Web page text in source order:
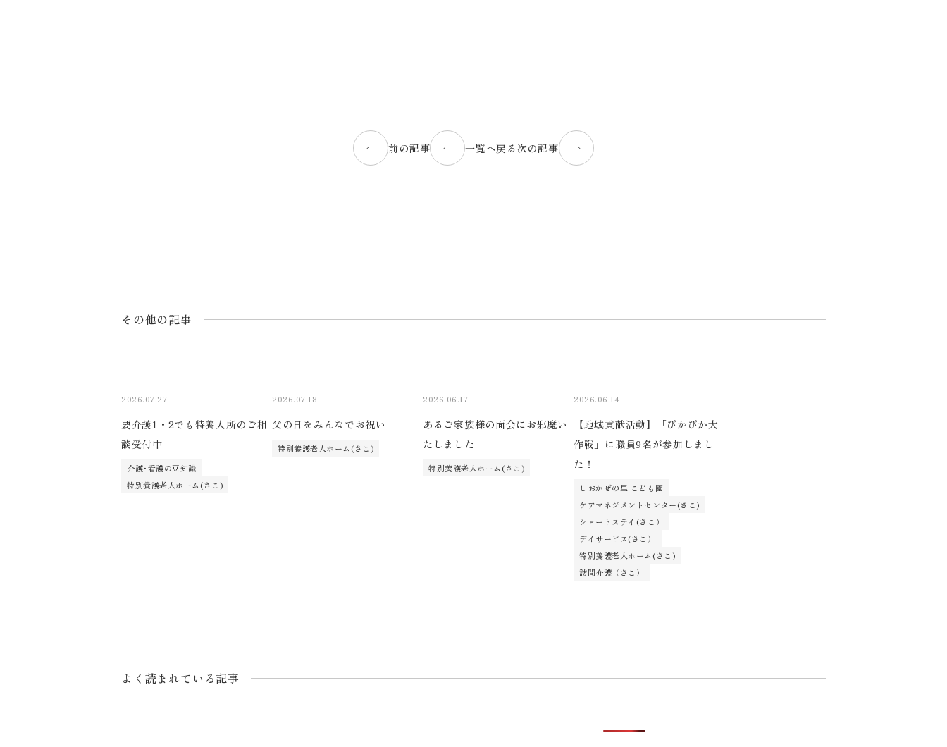
前の記事 一覧へ戻る 次の記事
その他の記事
2026.07.27
要介護1・2でも特養入所のご相
談受付中
介護･看護の豆知識
特別養護老人ホーム(さこ)
2026.07.18
父の日をみんなでお祝い
特別養護老人ホーム(さこ)
2026.06.17
あるご家族様の面会にお邪魔い
たしました
特別養護老人ホーム(さこ)
2026.06.14
【地域貢献活動】「ぴかぴか大
作戦」に職員9名が参加しまし
た！
しおかぜの里 こども園
ケアマネジメントセンター(さこ)
ショートステイ(さこ）
デイサービス(さこ）
特別養護老人ホーム(さこ)
訪問介護（さこ）
よく読まれている記事